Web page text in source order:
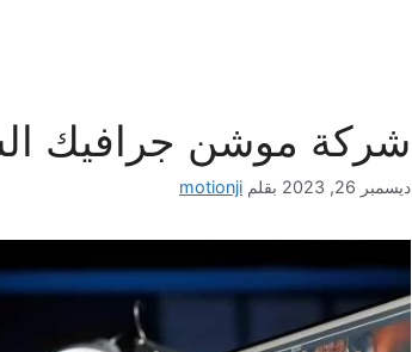
شركة موشن جرافيك
ديسمبر 26, 2023 بقلم motionji